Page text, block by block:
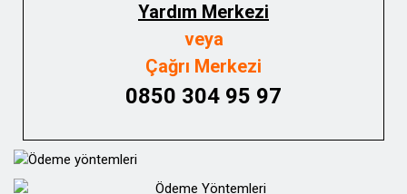
Yardım Merkezi
veya
Çağrı Merkezi
0850 304 95 97